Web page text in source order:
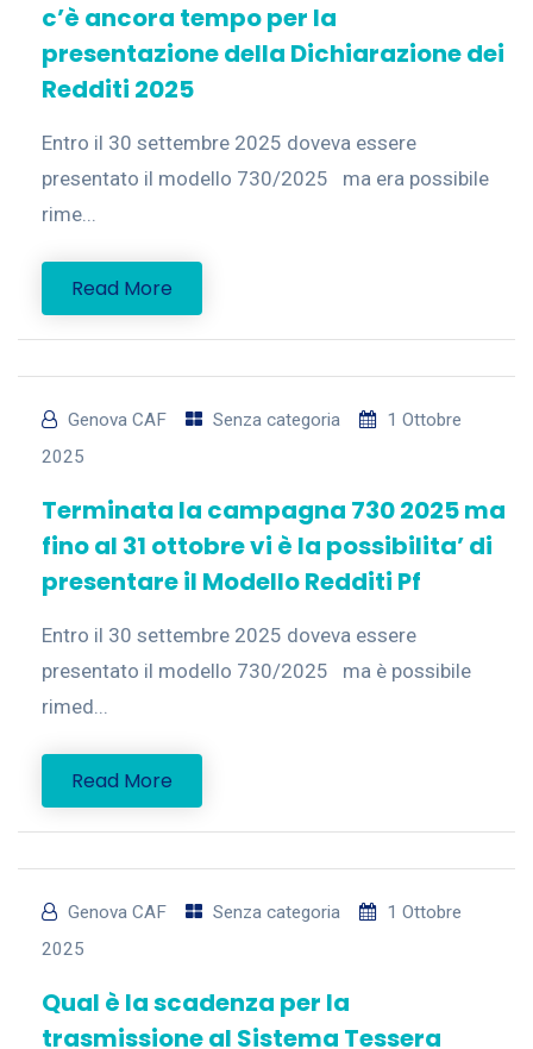
c’è ancora tempo per la
presentazione della Dichiarazione dei
Redditi 2025
Entro il 30 settembre 2025 doveva essere
presentato il modello 730/2025 ma era possibile
rime...
Read More
Genova CAF Senza categoria
1 Ottobre
2025
Terminata la campagna 730 2025 ma
fino al 31 ottobre vi è la possibilita’ di
presentare il Modello Redditi Pf
Entro il 30 settembre 2025 doveva essere
presentato il modello 730/2025 ma è possibile
rimed...
Read More
Genova CAF Senza categoria
1 Ottobre
2025
Qual è la scadenza per la
trasmissione al Sistema Tessera